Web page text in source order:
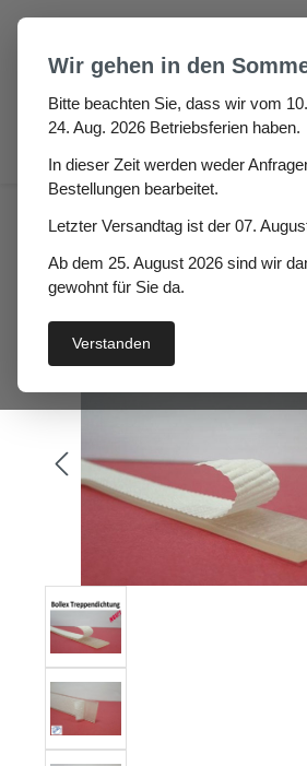
Zum Hauptinhalt springen
Bollex
selbstklebend
Bildergalerie überspringen
Wir gehen in den
Bitte beachten Sie, dass wir vom
24. Aug. 2026 Betriebsferien haben.
In dieser Zeit werden weder
Bestellungen bearbeitet.
Letzter Versandtag ist der 07.
Ab dem 25. August 2026 sind wir
gewohnt für Sie da.
Verstanden